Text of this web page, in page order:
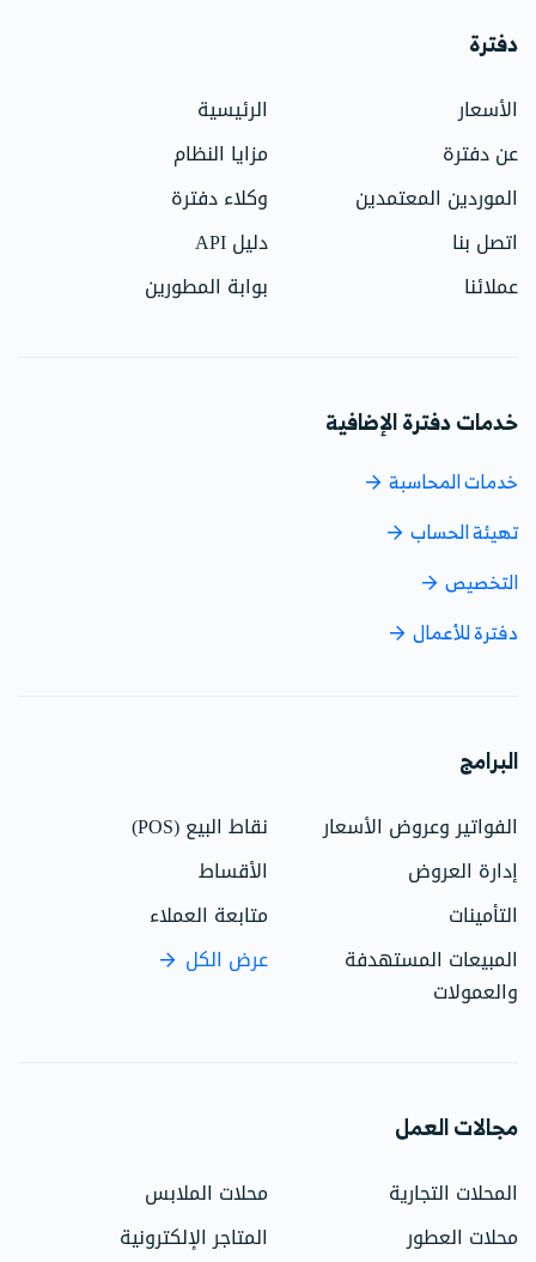
دفترة
الأسعار
الرئيسية
عن دفترة
مزايا النظام
الموردين المعتمدين
وكلاء دفترة
اتصل بنا
دليل API
عملائنا
بوابة المطورين
خدمات دفترة الإضافية
خدمات المحاسبة
تهيئة الحساب
التخصيص
دفترة للأعمال
البرامج
الفواتير وعروض الأسعار
نقاط البيع (POS)
إدارة العروض
الأقساط
التأمينات
متابعة العملاء
المبيعات المستهدفة
والعمولات
عرض الكل
مجالات العمل
المحلات التجارية
محلات الملابس
محلات العطور
المتاجر الإلكترونية